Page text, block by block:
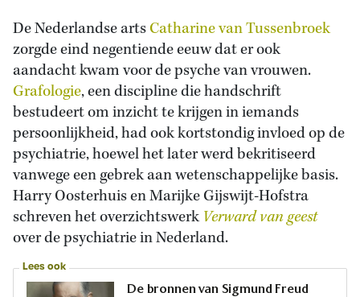
De Nederlandse artsCatharine van Tussenbroek
zorgde eind negentiende eeuw dat er ook
aandacht kwam voor de psyche van vrouwen.
Grafologie, een discipline die handschrift
bestudeert om inzicht te krijgen in iemands
persoonlijkheid, had ook kortstondig invloed op de
psychiatrie, hoewel het later werd bekritiseerd
vanwege een gebrek aan wetenschappelijke basis.
Harry Oosterhuis en Marijke Gijswijt-Hofstra
schreven het overzichtswerkVerward van geest
over de psychiatrie in Nederland.
Lees ook
De bronnen van Sigmund Freud